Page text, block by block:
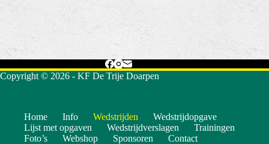
Copyright © 2026 - KF De Trije Doarpen
Home Info Wedstrijden
Wedstrijdopgave
Lijst met opgaven
Wedstrijdverslagen
Trainingen
Foto’s
Webshop Sponsoren Contact